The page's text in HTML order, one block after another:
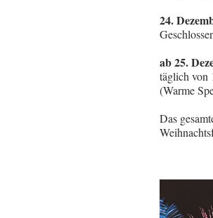
24.
ab 25.
täglich von
(Warme
Das